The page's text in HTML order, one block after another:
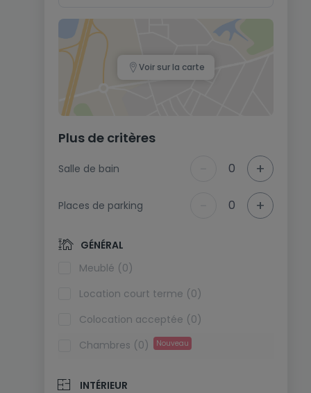
Voir sur la carte
Plus de critères
Salle de bain 0 +
Places de parking 0 +
GÉNÉRAL
Meublé (0)
Location court terme (0)
Colocation acceptée (0)
Chambres (0)
Nouveau
INTÉRIEUR